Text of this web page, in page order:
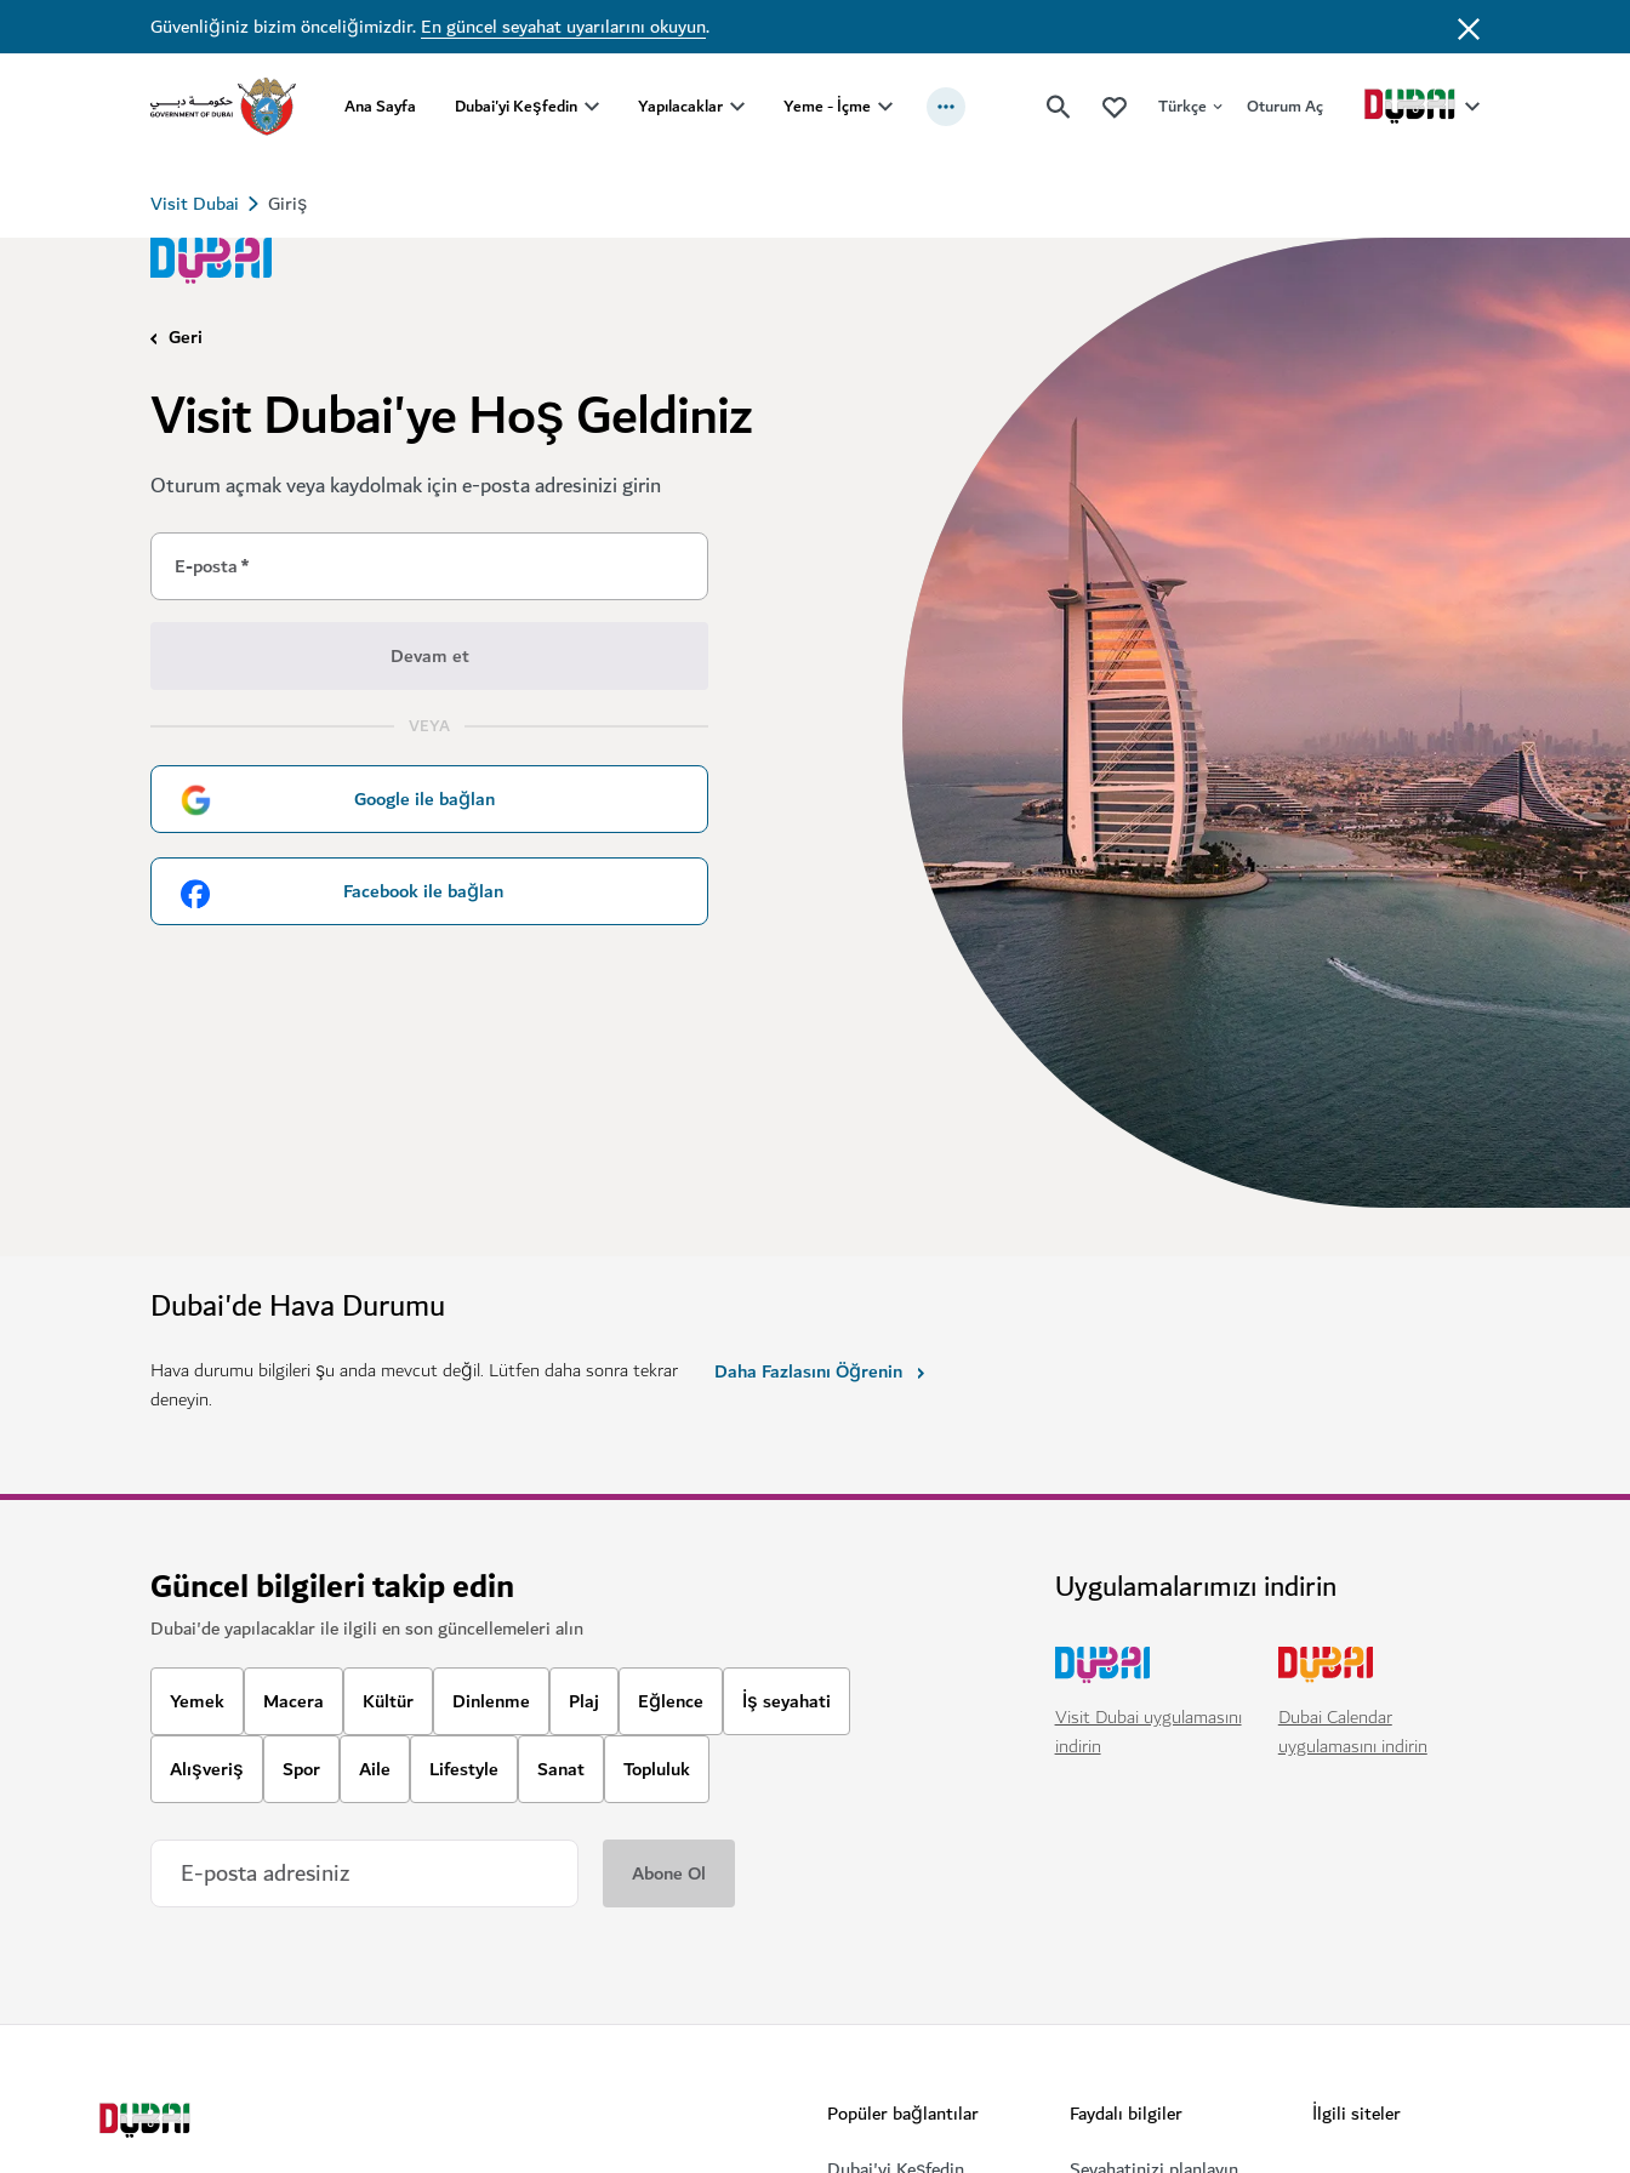
Güvenliğiniz bizim önceliğimizdir.En güncel seyahat uyarılarını okuyun.
Ana Sayfa Dubai'yi Keşfedin Yapılacaklar Yeme - İçme Türkçe Oturum Aç
Visit Dubai Giriş
Geri
Visit Dubai'ye Hoş Geldiniz
Oturum açmak veya kaydolmak için e-posta adresinizi girin
E-posta*
Devam et
VEYA
Google ile bağlan
Facebook ile bağlan
Dubai'de Hava Durumu
Hava durumu bilgileri şu anda mevcut değil. Lütfen daha sonra tekrar
deneyin.
Daha Fazlasını Öğrenin
Güncel bilgileri takip edin
Dubai'de yapılacaklar ile ilgili en son güncellemeleri alın
Yemek Macera Kültür Dinlenme Plaj Eğlence İş seyahati
Alışveriş Spor Aile Lifestyle Sanat Topluluk
Uygulamalarımızı indirin
Visit Dubai uygulamasını
indirin
Dubai Calendar
uygulamasını indirin
Popüler bağlantılar
Faydalı bilgiler
İlgili siteler